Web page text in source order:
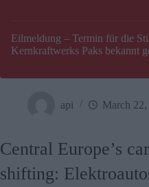
Eilmeldung – Termin für die
Kernkraftwerks Paks bekannt
api March
Central Europe’s
shifting: